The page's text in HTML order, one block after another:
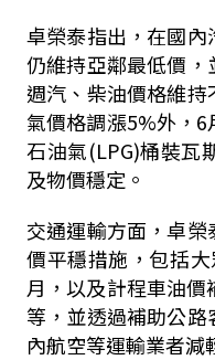
卓榮泰指出，在國
仍維持亞鄰最低價
週汽、柴油價格維
氣價格調漲5%外，
石油氣(LPG)桶裝瓦
及物價穩定。
交通運輸方面，卓
價平穩措施，包括
月，以及計程車油
等，並透過補助公
內航空等運輸業者減